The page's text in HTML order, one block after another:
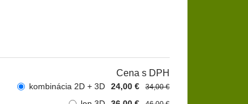
Cena s DPH
kombinácia 2D + 3D 24,00 € 34,00 €